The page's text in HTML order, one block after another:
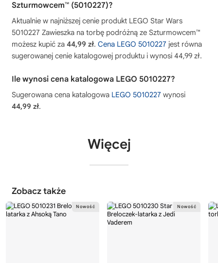
Szturmowcem™ (5010227)?
Aktualnie w najniższej cenie produkt LEGO Star Wars
5010227 Zawieszka na torbę podróżną ze Szturmowcem™
możesz kupić za 44,99 zł. Cena LEGO 5010227 jest równa
sugerowanej cenie katalogowej produktu i wynosi 44,99 zł.
Ile wynosi cena katalogowa LEGO 5010227?
Sugerowana cena katalogowa LEGO 5010227 wynosi
44,99 zł.
Więcej
Zobacz także